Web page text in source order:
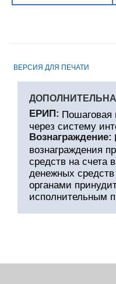
ВЕРСИЯ ДЛЯ ПЕЧАТИ
ЕРИП: Пошаговая
через систему
Вознаграждение:
вознаграждения
средств на счета
денежных
органами
исполнительным